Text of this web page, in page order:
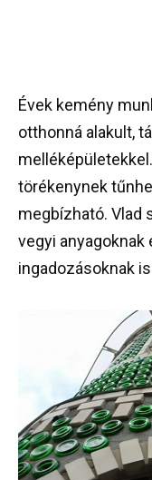
Évek kemény
otthonná alakult,
törékenynek
megbízható. Vlad
vegyi
ingadozásoknak